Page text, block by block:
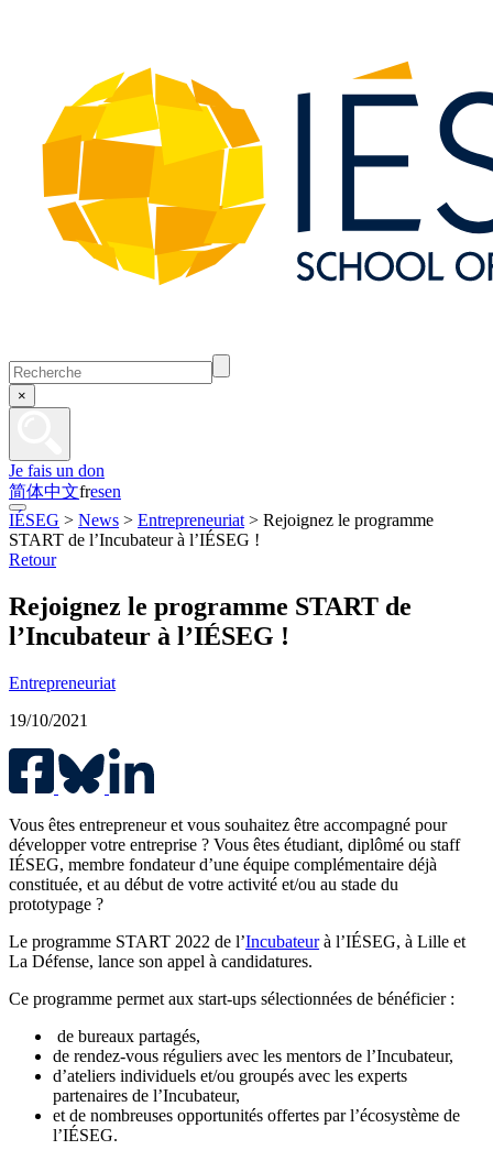
×
Je fais un don
简体中文fresen
IÉSEG > News > Entrepreneuriat > Rejoignez le programme
START de l’Incubateur à l’IÉSEG !
Retour
Rejoignez le programme START de
l’Incubateur à l’IÉSEG !
Entrepreneuriat
19/10/2021
Vous êtes entrepreneur et vous souhaitez être accompagné pour
développer votre entreprise ? Vous êtes étudiant, diplômé ou staff
IÉSEG, membre fondateur d’une équipe complémentaire déjà
constituée, et au début de votre activité et/ou au stade du
prototypage ?
Le programme START 2022 de l’Incubateurà l’IÉSEG, à Lille et
La Défense, lance son appel à candidatures.
Ce programme permet aux start-ups sélectionnées de bénéficier :
de bureaux partagés,
de rendez-vous réguliers avec les mentors de l’Incubateur,
d’ateliers individuels et/ou groupés avec les experts
partenaires de l’Incubateur,
et de nombreuses opportunités offertes par l’écosystème de
l’IÉSEG.